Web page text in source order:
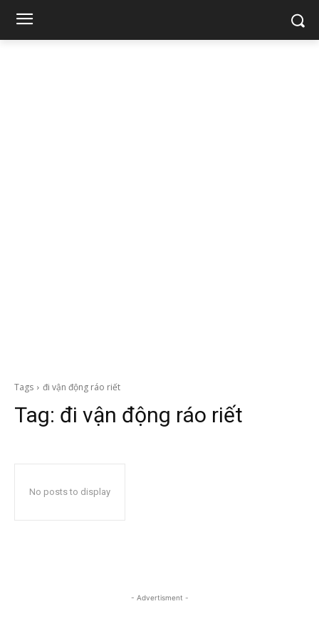
Tags đi vận động ráo riết
Tag: đi vận động ráo riết
No posts to display
- Advertisment -